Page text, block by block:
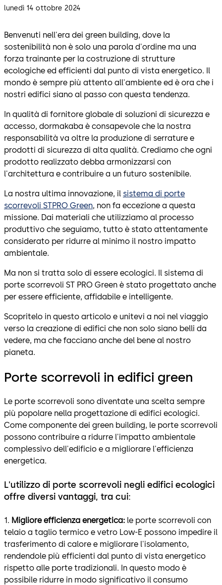
lunedì 14 ottobre 2024
Benvenuti nell'era dei green building, dove la
sostenibilità non è solo una parola d'ordine ma una
forza trainante per la costruzione di strutture
ecologiche ed efficienti dal punto di vista energetico. Il
mondo è sempre più attento all'ambiente ed è ora che i
nostri edifici siano al passo con questa tendenza.
In qualità di fornitore globale di soluzioni di sicurezza e
accesso, dormakaba è consapevole che la nostra
responsabilità va oltre la produzione di serrature e
prodotti di sicurezza di alta qualità. Crediamo che ogni
prodotto realizzato debba armonizzarsi con
l'architettura e contribuire a un futuro sostenibile.
La nostra ultima innovazione, il sistema di porte
scorrevoli STPRO Green, non fa eccezione a questa
missione. Dai materiali che utilizziamo al processo
produttivo che seguiamo, tutto è stato attentamente
considerato per ridurre al minimo il nostro impatto
ambientale.
Ma non si tratta solo di essere ecologici. Il sistema di
porte scorrevoli ST PRO Green è stato progettato anche
per essere efficiente, affidabile e intelligente.
Scopritelo in questo articolo e unitevi a noi nel viaggio
verso la creazione di edifici che non solo siano belli da
vedere, ma che facciano anche del bene al nostro
pianeta.
Porte scorrevoli in edifici green
Le porte scorrevoli sono diventate una scelta sempre
più popolare nella progettazione di edifici ecologici.
Come componente dei green building, le porte scorrevoli
possono contribuire a ridurre l'impatto ambientale
complessivo dell'edificio e a migliorare l'efficienza
energetica.
L'utilizzo di porte scorrevoli negli edifici ecologici
offre diversi vantaggi, tra cui:
1. Migliore efficienza energetica: le porte scorrevoli con
telaio a taglio termico e vetro Low-E possono impedire il
trasferimento di calore e migliorare l'isolamento,
rendendole più efficienti dal punto di vista energetico
rispetto alle porte tradizionali. In questo modo è
possibile ridurre in modo significativo il consumo